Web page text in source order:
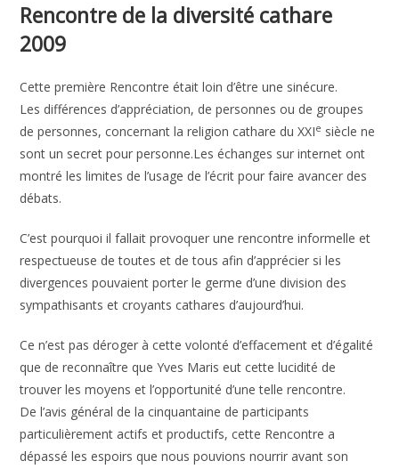
Rencontre de la diversité cathare
2009
Cette première Rencontre était loin d’être une sinécure.
Les différences d’appréciation, de personnes ou de groupes
de personnes, concernant la religion cathare du XXIe siècle ne
sont un secret pour personne.Les échanges sur internet ont
montré les limites de l’usage de l’écrit pour faire avancer des
débats.
C’est pourquoi il fallait provoquer une rencontre informelle et
respectueuse de toutes et de tous afin d’apprécier si les
divergences pouvaient porter le germe d’une division des
sympathisants et croyants cathares d’aujourd’hui.
Ce n’est pas déroger à cette volonté d’effacement et d’égalité
que de reconnaître que Yves Maris eut cette lucidité de
trouver les moyens et l’opportunité d’une telle rencontre.
De l’avis général de la cinquantaine de participants
particulièrement actifs et productifs, cette Rencontre a
dépassé les espoirs que nous pouvions nourrir avant son